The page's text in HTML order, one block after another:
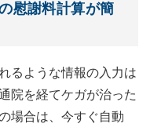
慰謝料計算が簡
るような情報の入力は
院を経てケガが治った
場合は、今すぐ自動